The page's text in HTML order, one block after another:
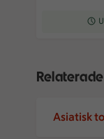
Asiatisk